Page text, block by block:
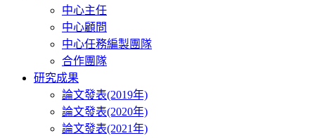
中心主任
中心顧問
中心任務編製團隊
合作團隊
研究成果
論文發表(2019年)
論文發表(2020年)
論文發表(2021年)